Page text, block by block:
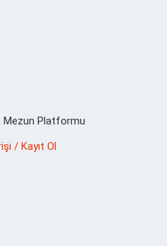
Mezun Platformu
/ Kayıt Ol